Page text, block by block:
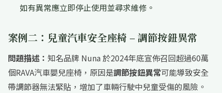
如有異常應立即停止使用並尋求維修。
案例二：兒童汽車安全座椅 – 調節按鈕異常
問題描述： 知名品牌 Nuna 於2024年底宣佈召回超過60萬
個RAVA汽車嬰兒座椅，原因是調節按鈕異常可能導致安全
帶調節器無法緊貼，增加了車輛行駛中兒童受傷的風險。